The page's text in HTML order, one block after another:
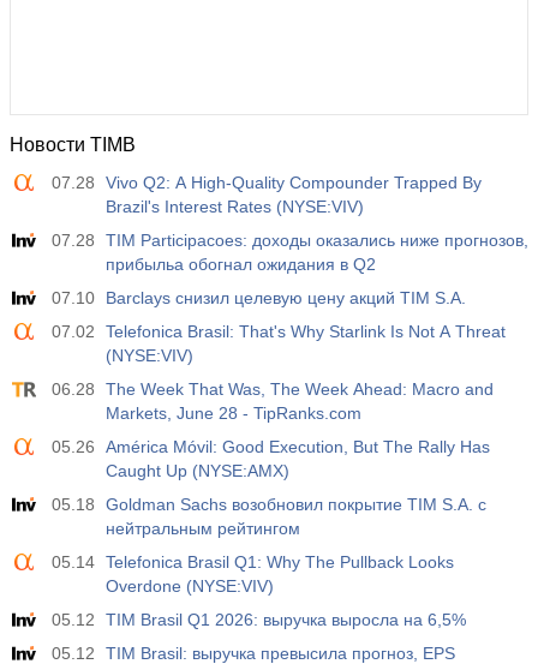
Новости TIMB
07.28
Vivo Q2: A High-Quality Compounder Trapped By
Brazil's Interest Rates (NYSE:VIV)
07.28
TIM Participacoes: доходы оказались ниже прогнозов,
прибыльa обогнал ожидания в Q2
07.10
Barclays снизил целевую цену акций TIM S.A.
07.02
Telefonica Brasil: That's Why Starlink Is Not A Threat
(NYSE:VIV)
06.28
The Week That Was, The Week Ahead: Macro and
Markets, June 28 - TipRanks.com
05.26
América Móvil: Good Execution, But The Rally Has
Caught Up (NYSE:AMX)
05.18
Goldman Sachs возобновил покрытие TIM S.A. с
нейтральным рейтингом
05.14 Telefonica Brasil Q1: Why The Pullback Looks
Overdone (NYSE:VIV)
05.12
TIM Brasil Q1 2026: выручка выросла на 6,5%
05.12
TIM Brasil: выручка превысила прогноз, EPS